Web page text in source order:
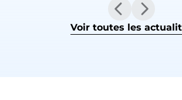
Voir toutes les